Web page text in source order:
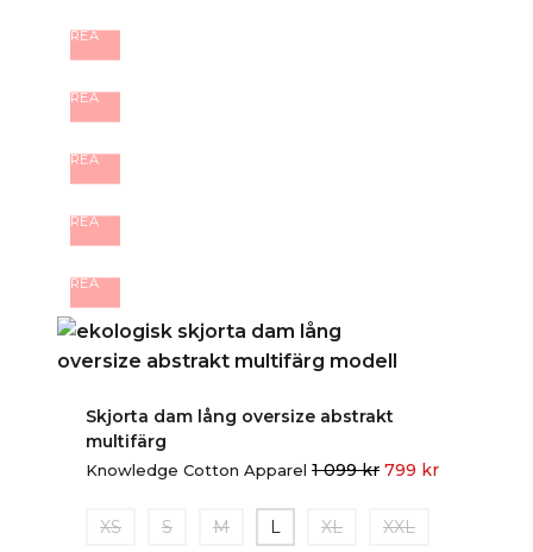
REA
REA
REA
REA
REA
Skjorta dam lång oversize abstrakt
multifärg
Knowledge Cotton Apparel 1 099kr 799 kr
XS S M L XL XXL